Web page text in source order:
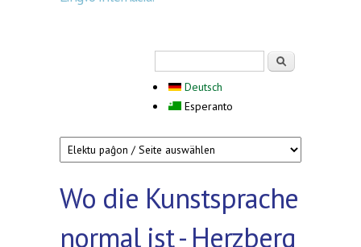
Deutsch
Esperanto
Wo die Kunstsprache
normal ist - Herzberg